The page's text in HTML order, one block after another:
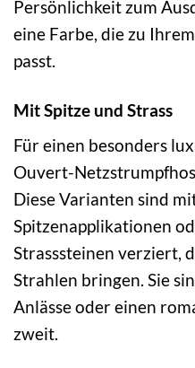
Persönlichkeit zum
eine Farbe, die zu
passt.
Mit Spitze und Strass
Für einen besonders
Ouvert-
Diese Varianten sind
Spitzenapplikationen
Strasssteinen verziert,
Strahlen bringen. Sie
Anlässe oder einen
zweit.